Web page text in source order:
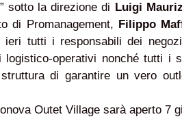
sotto la direzione di Luigi
di Promanagement, Filippo
ieri tutti i responsabili dei
logistico-operativi nonché tutti i
di garantire un vero
Outet Village sarà aperto 7